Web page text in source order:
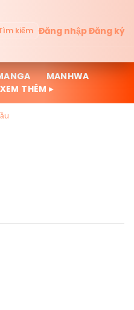
kiếm Đăng nhậpĐăng ký
MANHWA
XEM THÊM ▸